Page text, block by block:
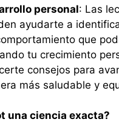
personal: Las
ayudarte a
que
tu crecimiento
consejos para
más saludable y
una ciencia exacta?